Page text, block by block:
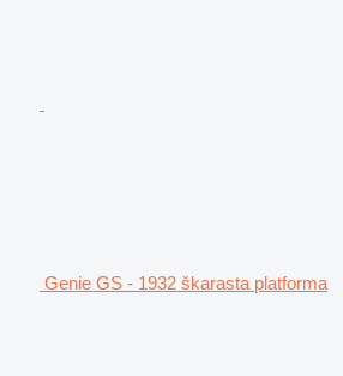
Genie GS - 1932 škarasta platforma